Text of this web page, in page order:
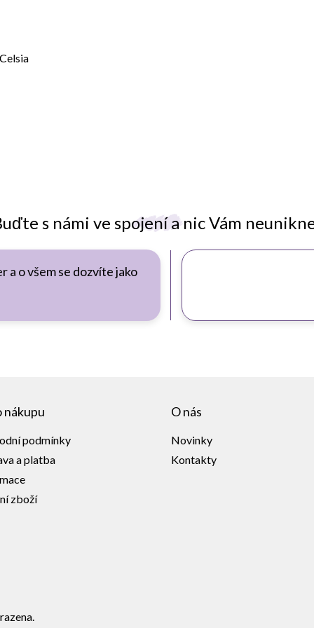
s námi ve spojení a nic Vám
o všem se dozvíte jako
nákupu
podmínky
a platba
zboží
O nás
Novinky
Kontakty